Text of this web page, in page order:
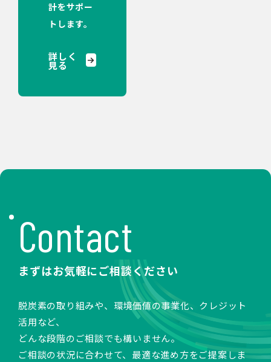
計をサポー
トします。
詳しく
見る
Contact
まずはお気軽にご相談ください
脱炭素の取り組みや、環境価値の事業化、クレジット
活用など、
どんな段階のご相談でも構いません。
ご相談の状況に合わせて、最適な進め方をご提案しま